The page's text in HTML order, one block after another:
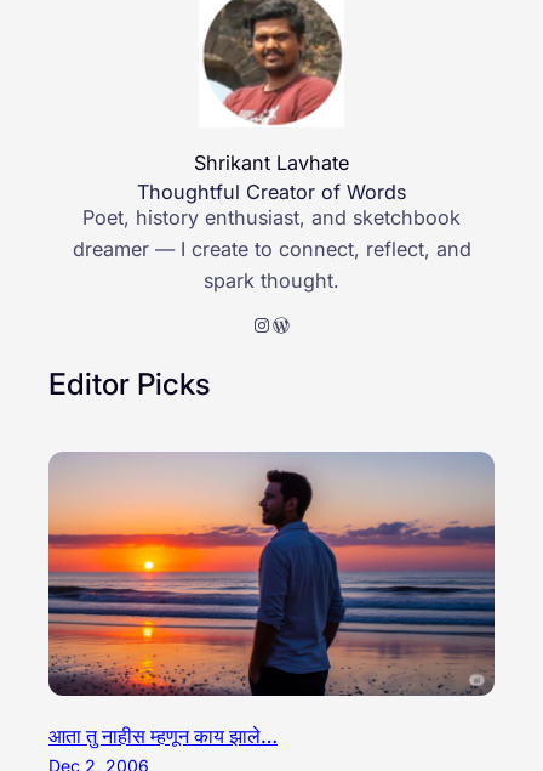
Shrikant Lavhate
Thoughtful Creator of Words
Poet, history enthusiast, and sketchbook
dreamer — I create to connect, reflect, and
spark thought.
Instagram WordPress
Editor Picks
आता तु नाहीस म्हणून काय झाले…
Dec 2, 2006